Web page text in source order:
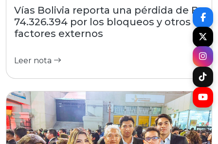
Vías Bolivia reporta una pérdida de Bs
74.326.394 por los bloqueos y otros
factores externos
Leer nota